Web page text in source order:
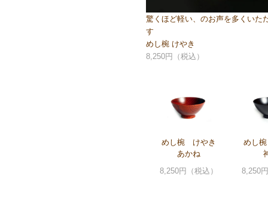
驚くほど軽い、のお声を多くいた
す
めし椀 けやき
8,250円（税込）
めし椀 けやき
あかね
8,250円（税込）
めし
8,250